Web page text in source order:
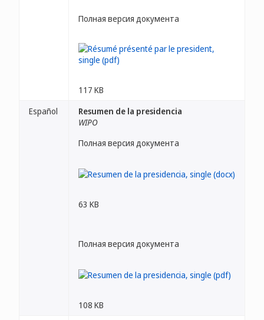
Полная версия документа
117 KB
Español
Resumen de la presidencia
WIPO
Полная версия документа
63 KB
Полная версия документа
108 KB